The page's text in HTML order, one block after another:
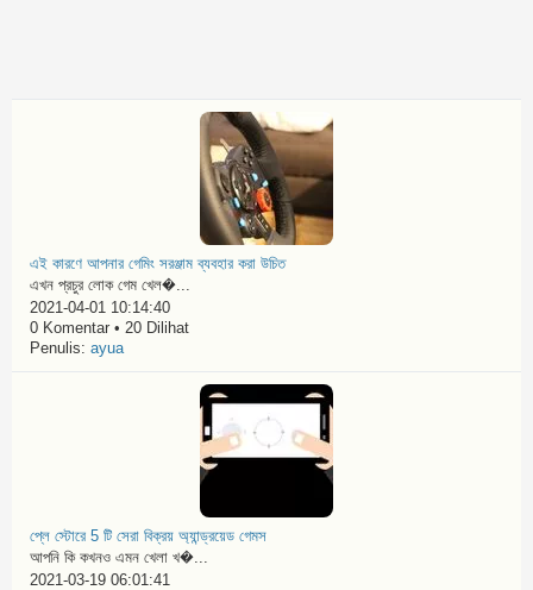
এই কারণে আপনার গেমিং সরঞ্জাম ব্যবহার করা উচিত
এখন প্রচুর লোক গেম খেল�...
2021-04-01 10:14:40
0 Komentar • 20 Dilihat
Penulis: ayua
প্লে স্টোরে 5 টি সেরা বিক্রয় অ্যান্ড্রয়েড গেমস
আপনি কি কখনও এমন খেলা খ�...
2021-03-19 06:01:41